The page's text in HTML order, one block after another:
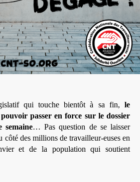
qui touche bientôt à sa fin, le
passer en force sur le dossier
semaine… Pas question de se laisser
côté des millions de travailleur-euses en
et de la population qui soutient